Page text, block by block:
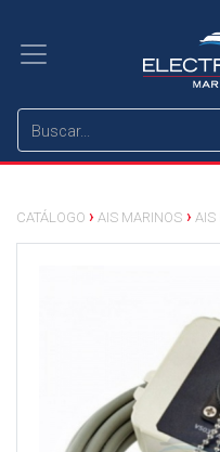
CATÁLOGO AIS MARINOS AIS